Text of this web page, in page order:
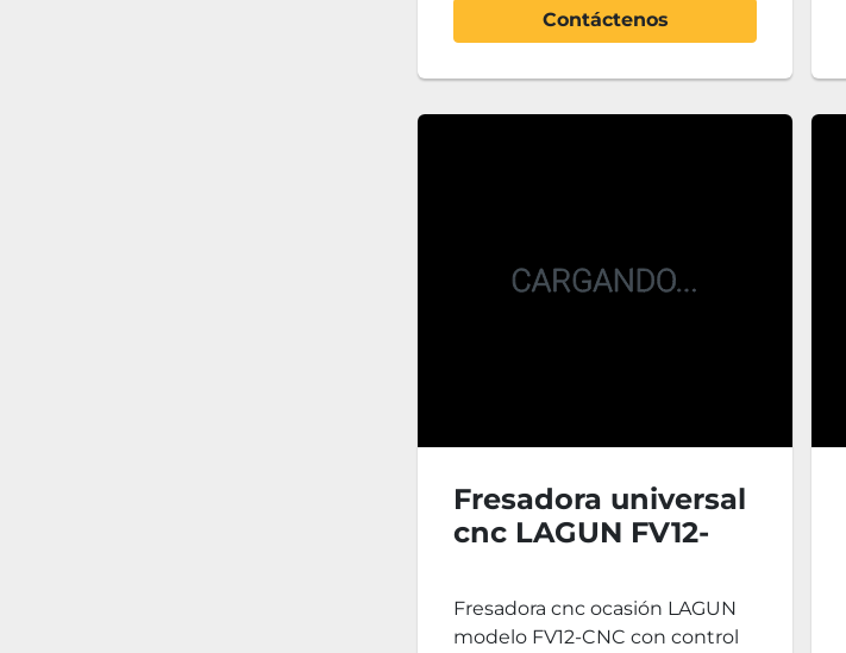
Contáctenos
Fresadora universal
cnc LAGUN FV12-
Fresadora cnc ocasión LAGUN
modelo FV12-CNC con control